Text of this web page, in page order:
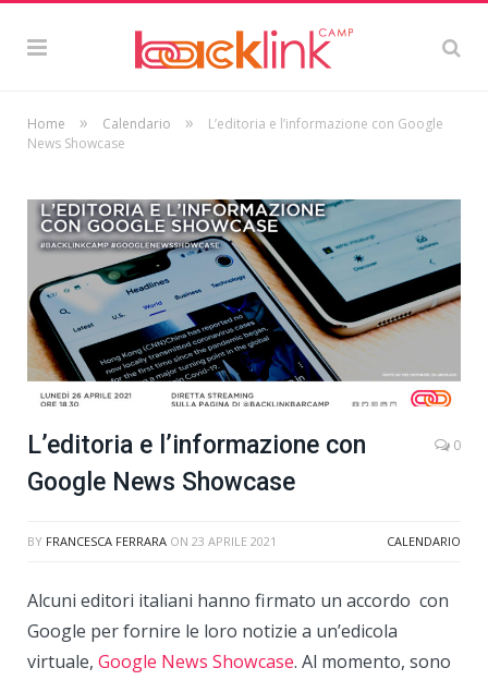
Home » Calendario »
L’editoria e l’informazione con Google
News Showcase
L’editoria e l’informazione con
Google News Showcase
0
BY FRANCESCA FERRARA ON 23 APRILE 2021 CALENDARIO
Alcuni editori italiani hanno firmato un accordo con
Google per fornire le loro notizie a un’edicola
virtuale, Google News Showcase. Al momento, sono